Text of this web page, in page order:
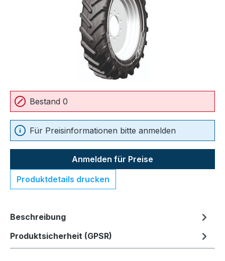
Bestand 0
Für Preisinformationen bitte anmelden
Anmelden für Preise
Produktdetails drucken
Beschreibung
Produktsicherheit (GPSR)